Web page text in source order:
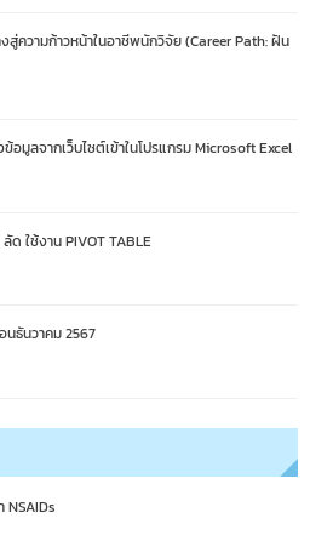
งสู่ความก้าวหน้าในอาชีพนักวิจัย (Career Path: ฝัน
ข้อมูลจากเว็บไซต์เข้าในโปรแกรม Microsoft Excel
ด ใช้งาน PIVOT TABLE
นธันวาคม 2567
NSAIDs